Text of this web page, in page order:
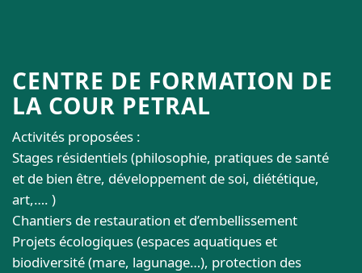
CENTRE DE FORMATION DE
LA COUR PETRAL
Activités proposées :
Stages résidentiels (philosophie, pratiques de santé
et de bien être, développement de soi, diététique,
art,…. )
Chantiers de restauration et d’embellissement
Projets écologiques (espaces aquatiques et
biodiversité (mare, lagunage…), protection des